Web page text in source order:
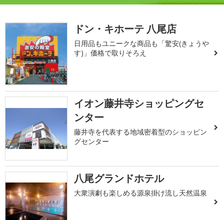
ドン・キホーテ 八尾店
日用品もユニークな商品も「驚安(きょうや
す)」価格で取りそろえ
イオン藤井寺ショッピングセ
ンター
藤井寺を代表する地域密着型のショッピン
グセンター
八尾グランドホテル
大衆演劇も楽しめる源泉掛け流し天然温泉